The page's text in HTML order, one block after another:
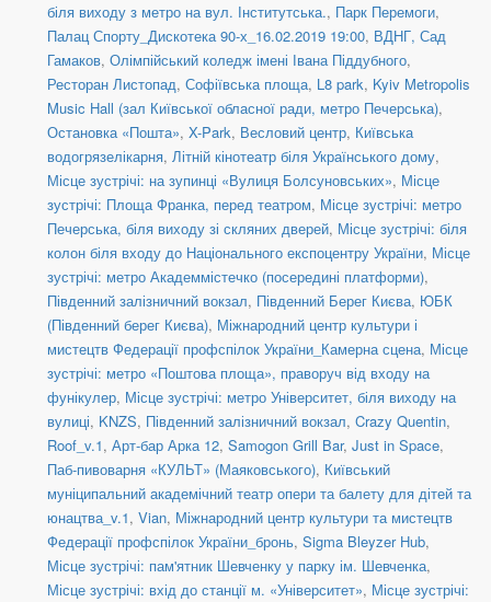
біля виходу з метро на вул. Інститутська., Парк Перемоги,
Палац Спорту_Дискотека 90-х_16.02.2019 19:00, ВДНГ, Сад
Гамаков, Олімпійський коледж імені Івана Піддубного,
Ресторан Листопад, Софіївська площа, L8 park, Kyiv Metropolis
Music Hall (зал Київської обласної ради, метро Печерська),
Остановка «Пошта», X-Park, Весловий центр, Київська
водогрязелікарня, Літній кінотеатр біля Українського дому,
Місце зустрічі: на зупинці «Вулиця Болсуновських», Місце
зустрічі: Площа Франка, перед театром, Місце зустрічі: метро
Печерська, біля виходу зі скляних дверей, Місце зустрічі: біля
колон біля входу до Національного експоцентру України, Місце
зустрічі: метро Академмістечко (посередині платформи),
Південний залізничний вокзал, Південний Берег Києва, ЮБК
(Південний берег Києва), Міжнародний центр культури і
мистецтв Федерації профспілок України_Камерна сцена, Місце
зустрічі: метро «Поштова площа», праворуч від входу на
фунікулер, Місце зустрічі: метро Університет, біля виходу на
вулиці, KNZS, Південний залізничний вокзал, Crazy Quentin,
Roof_v.1, Арт-бар Арка 12, Samogon Grill Bar, Just in Space,
Паб-пивоварня «КУЛЬТ» (Маяковського), Київський
муніципальний академічний театр опери та балету для дітей та
юнацтва_v.1, Vian, Міжнародний центр культури та мистецтв
Федерації профспілок України_бронь, Sigma Bleyzer Hub,
Місце зустрічі: пам'ятник Шевченку у парку ім. Шевченка,
Місце зустрічі: вхід до станції м. «Університет», Місце зустрічі: